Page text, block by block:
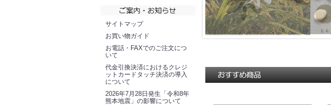
サイトマップ
お買い物ガイド
お電話・FAXでのご注文につ
いて
代金引換決済におけるクレジ
ットカードタッチ決済の導入
について
2026年7月28日発生「令和8年
熊本地震」の影響について